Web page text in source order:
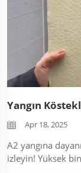
Yangın
Apr 18, 2025
A2 yangına
izleyin! Yüksek